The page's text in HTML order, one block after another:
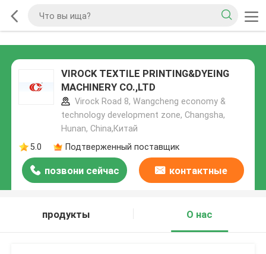
VIROCK TEXTILE PRINTING&DYEING
MACHINERY CO.,LTD
Virock Road 8, Wangcheng economy &
technology development zone, Changsha,
Hunan, China,Китай
5.0
Подтверженный поставщик
позвони сейчас контактные
продукты
О нас